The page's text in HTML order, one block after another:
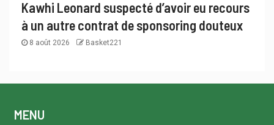
Kawhi Leonard suspecté d’avoir eu recours
à un autre contrat de sponsoring douteux
8 août 2026 Basket221
MENU